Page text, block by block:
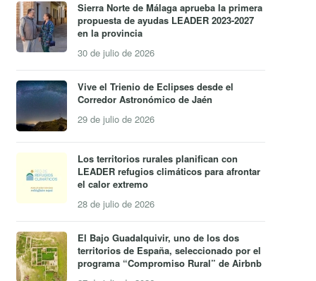
Sierra Norte de Málaga aprueba la primera
propuesta de ayudas LEADER 2023-2027
en la provincia
30 de julio de 2026
Vive el Trienio de Eclipses desde el
Corredor Astronómico de Jaén
29 de julio de 2026
Los territorios rurales planifican con
LEADER refugios climáticos para afrontar
el calor extremo
28 de julio de 2026
El Bajo Guadalquivir, uno de los dos
territorios de España, seleccionado por el
programa “Compromiso Rural” de Airbnb